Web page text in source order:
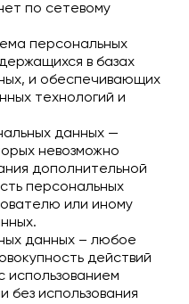
по сетевому
персональных
в базах
и обеспечивающих
технологий и
данных —
невозможно
дополнительной
персональных
или иному
данных – любое
действий
использованием
без использования